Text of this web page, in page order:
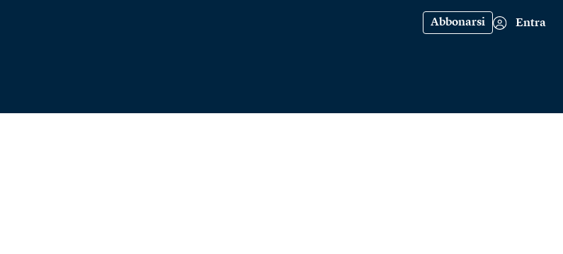
Abbonarsi Entra